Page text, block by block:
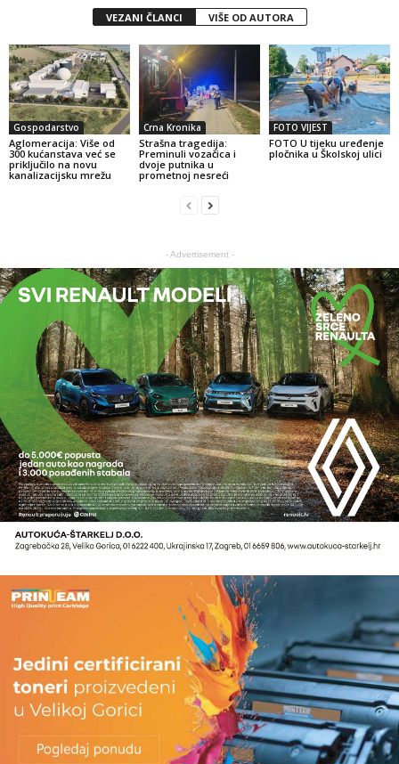
VEZANI ČLANCI VIŠE OD AUTORA
Gospodarstvo
Aglomeracija: Više od
300 kućanstava već se
priključilo na novu
kanalizacijsku mrežu
Crna Kronika
Strašna tragedija:
Preminuli vozačica i
dvoje putnika u
prometnoj nesreći
FOTO VIJEST
FOTO U tijeku uređenje
pločnika u Školskoj ulici
- Advertisement -